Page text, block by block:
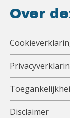
Over
Disclaimer